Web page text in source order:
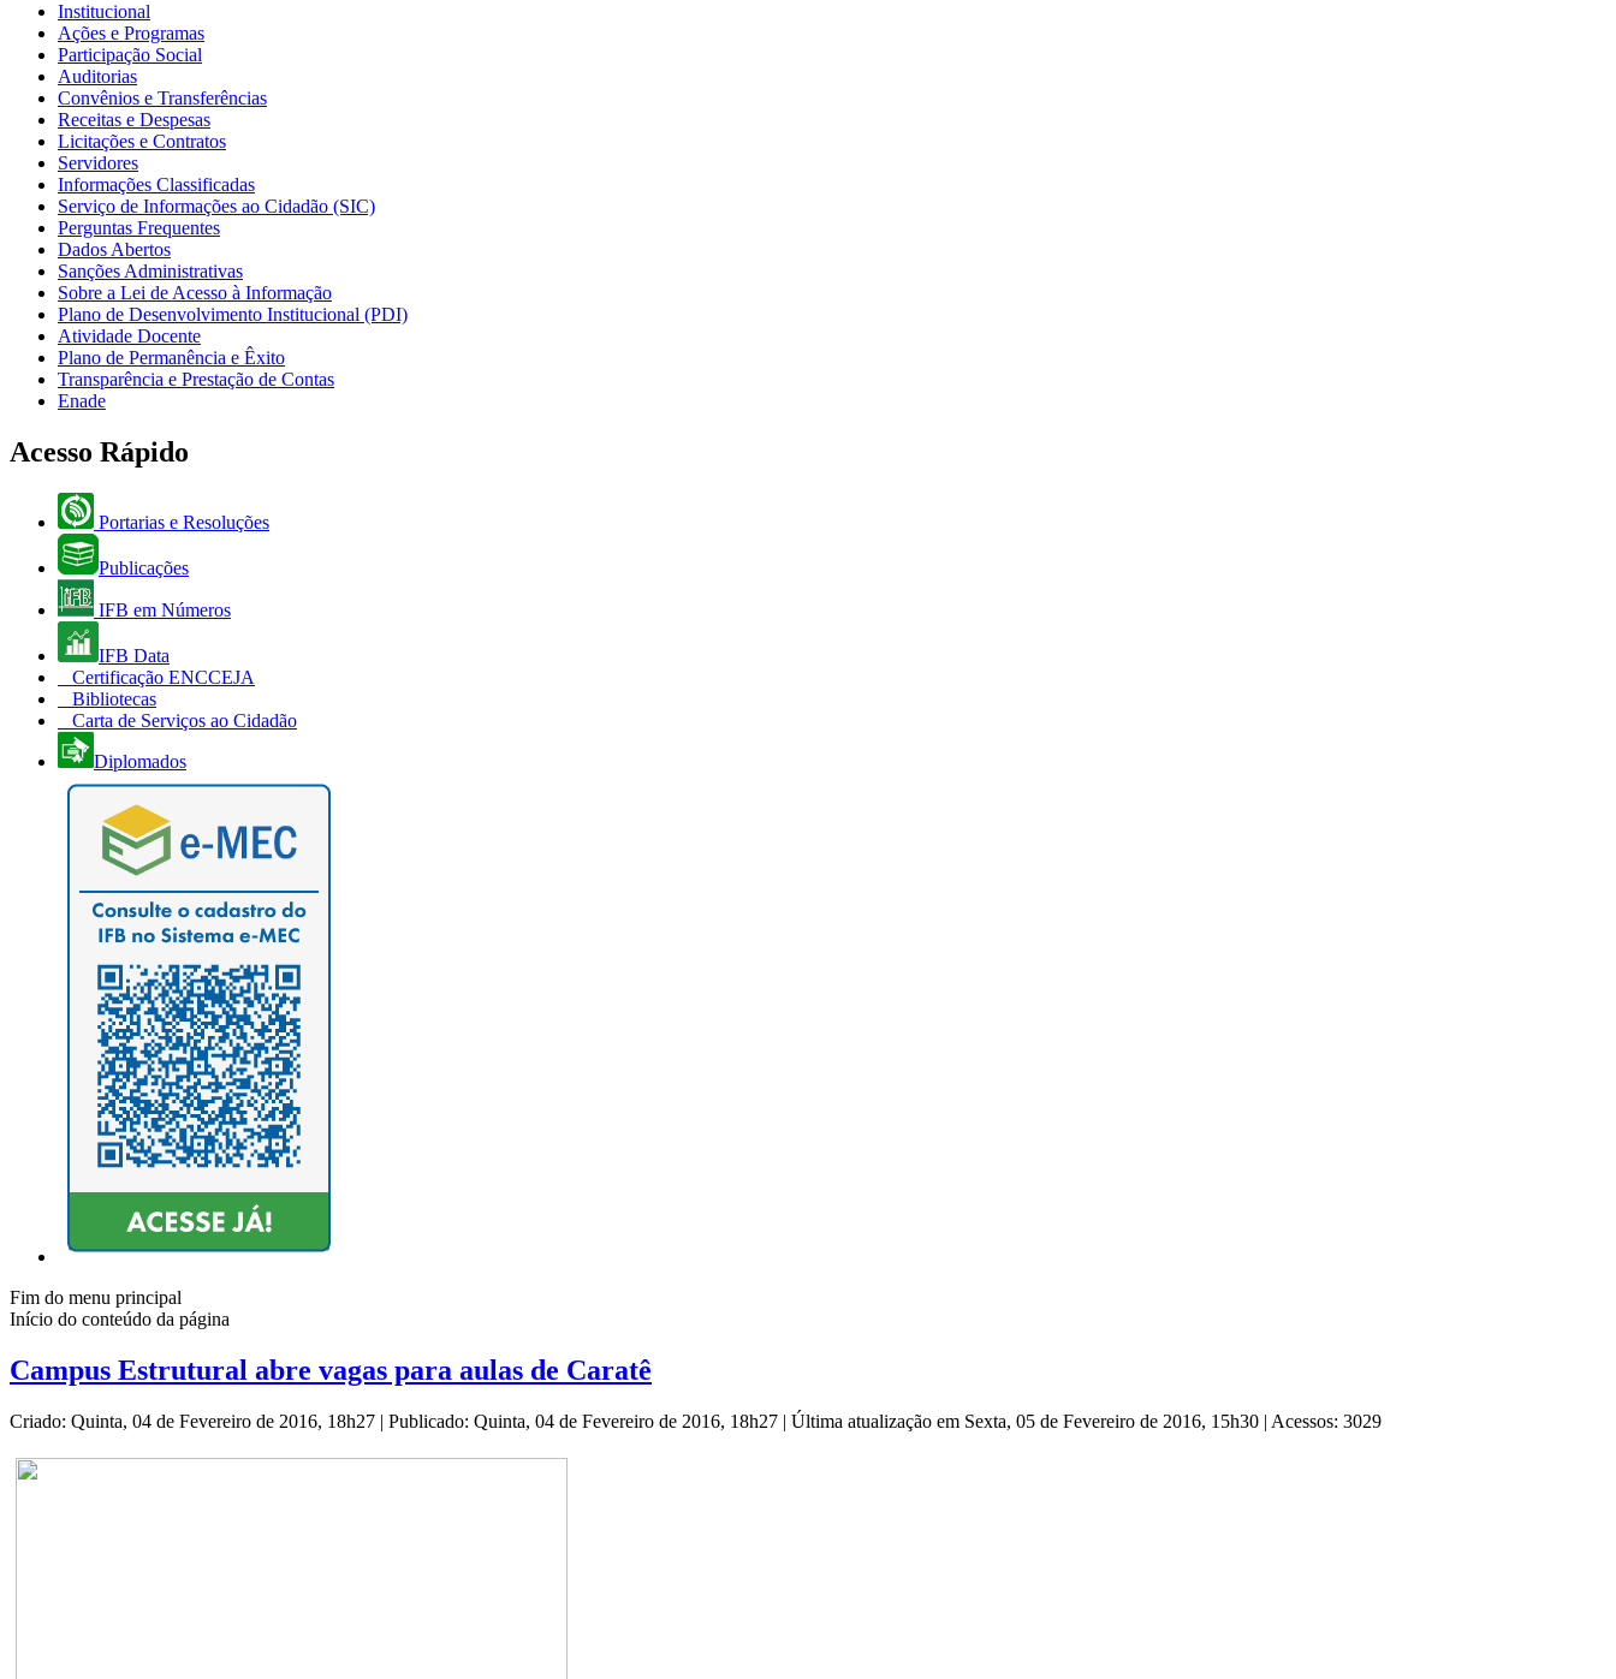
Institucional
Ações e Programas
Participação Social
Auditorias
Convênios e Transferências
Receitas e Despesas
Licitações e Contratos
Servidores
Informações Classificadas
Serviço de Informações ao Cidadão (SIC)
Perguntas Frequentes
Dados Abertos
Sanções Administrativas
Sobre a Lei de Acesso à Informação
Plano de Desenvolvimento Institucional (PDI)
Atividade Docente
Plano de Permanência e Êxito
Transparência e Prestação de Contas
Enade
Acesso Rápido
Portarias e Resoluções
Publicações
IFB em Números
IFB Data
Certificação ENCCEJA
Bibliotecas
Carta de Serviços ao Cidadão
Diplomados
Fim do menu principal
Início do conteúdo da página
Campus Estrutural abre vagas para aulas de Caratê
Criado: Quinta, 04 de Fevereiro de 2016, 18h27 | Publicado: Quinta, 04 de Fevereiro de 2016, 18h27 | Última atualização em Sexta, 05 de Fevereiro de 2016, 15h30 | Acessos: 3029